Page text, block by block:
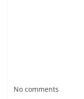
No comments